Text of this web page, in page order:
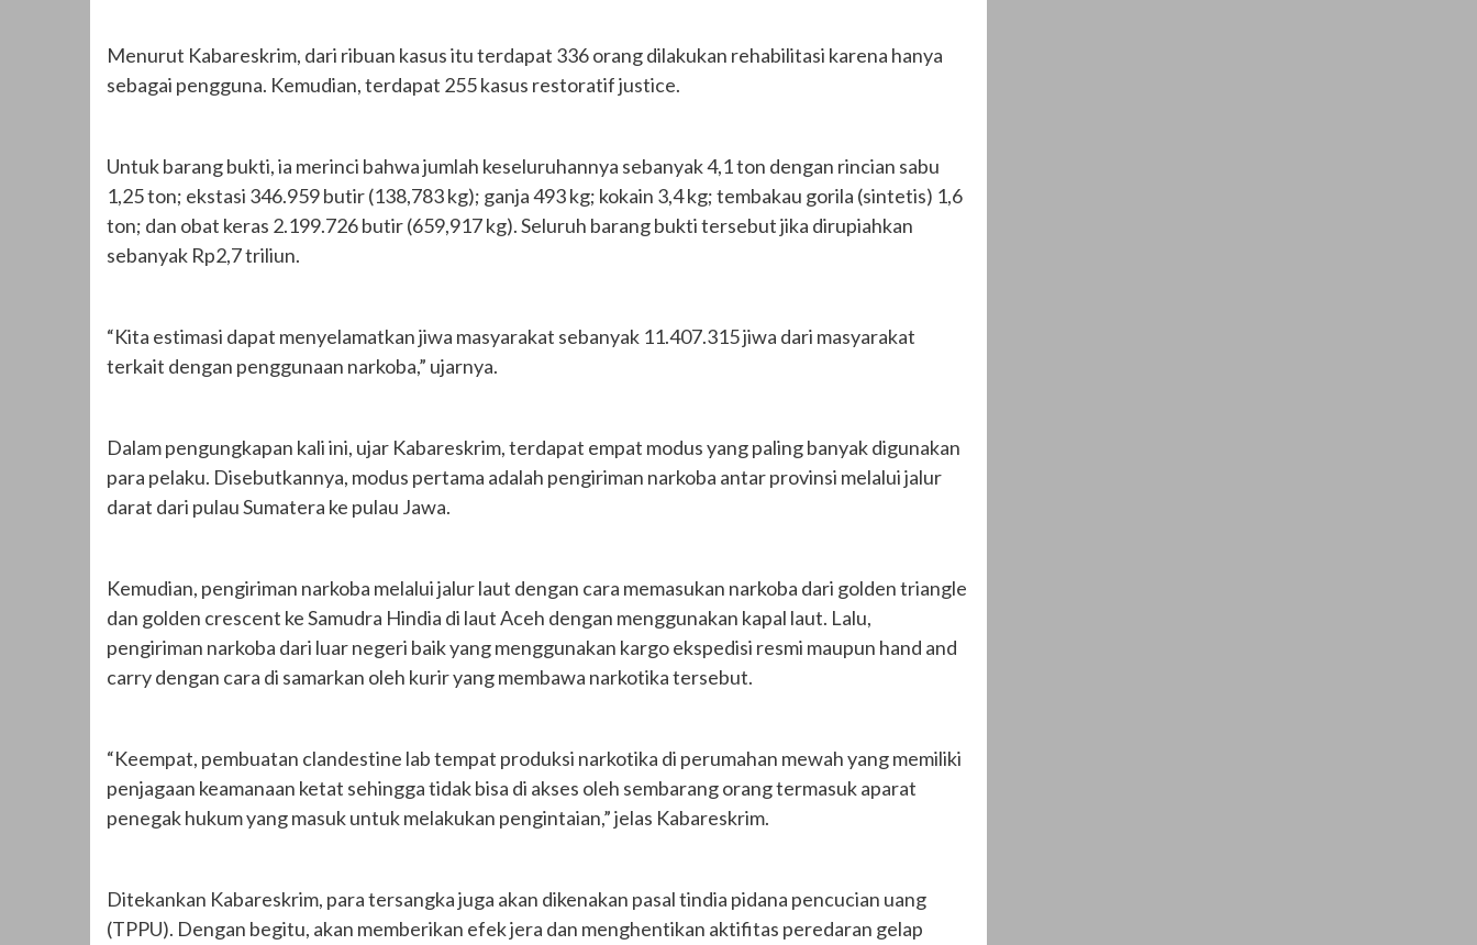
Menurut Kabareskrim, dari ribuan kasus itu terdapat 336 orang dilakukan rehabilitasi karena hanya
sebagai pengguna. Kemudian, terdapat 255 kasus restoratif justice.
Untuk barang bukti, ia merinci bahwa jumlah keseluruhannya sebanyak 4,1 ton dengan rincian sabu
1,25 ton; ekstasi 346.959 butir (138,783 kg); ganja 493 kg; kokain 3,4 kg; tembakau gorila (sintetis) 1,6
ton; dan obat keras 2.199.726 butir (659,917 kg). Seluruh barang bukti tersebut jika dirupiahkan
sebanyak Rp2,7 triliun.
“Kita estimasi dapat menyelamatkan jiwa masyarakat sebanyak 11.407.315 jiwa dari masyarakat
terkait dengan penggunaan narkoba,” ujarnya.
Dalam pengungkapan kali ini, ujar Kabareskrim, terdapat empat modus yang paling banyak digunakan
para pelaku. Disebutkannya, modus pertama adalah pengiriman narkoba antar provinsi melalui jalur
darat dari pulau Sumatera ke pulau Jawa.
Kemudian, pengiriman narkoba melalui jalur laut dengan cara memasukan narkoba dari golden triangle
dan golden crescent ke Samudra Hindia di laut Aceh dengan menggunakan kapal laut. Lalu,
pengiriman narkoba dari luar negeri baik yang menggunakan kargo ekspedisi resmi maupun hand and
carry dengan cara di samarkan oleh kurir yang membawa narkotika tersebut.
“Keempat, pembuatan clandestine lab tempat produksi narkotika di perumahan mewah yang memiliki
penjagaan keamanaan ketat sehingga tidak bisa di akses oleh sembarang orang termasuk aparat
penegak hukum yang masuk untuk melakukan pengintaian,” jelas Kabareskrim.
Ditekankan Kabareskrim, para tersangka juga akan dikenakan pasal tindia pidana pencucian uang
(TPPU). Dengan begitu, akan memberikan efek jera dan menghentikan aktifitas peredaran gelap